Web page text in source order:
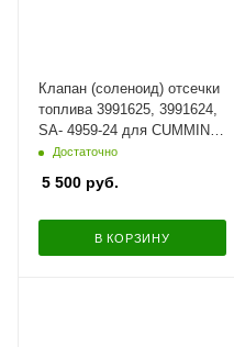
Клапан (соленоид) отсечки
топлива 3991625, 3991624,
SA- 4959-24 для CUMMINS,
HYUNDAI, 24В
Достаточно
5 500 руб.
В КОРЗИНУ